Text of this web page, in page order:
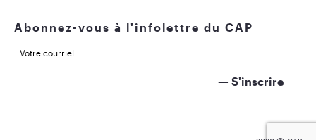
Abonnez-vous à l'infolettre du CAP